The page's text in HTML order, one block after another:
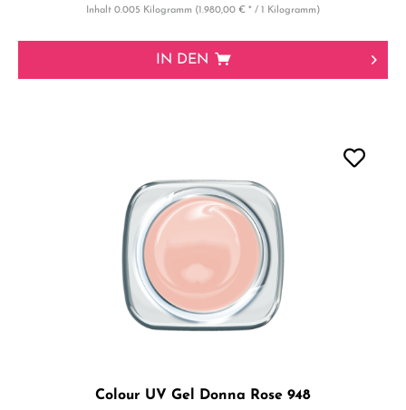
Inhalt0.005 Kilogramm (1.980,00 € * / 1 Kilogramm)
IN DEN
Colour UV Gel Donna Rose 948